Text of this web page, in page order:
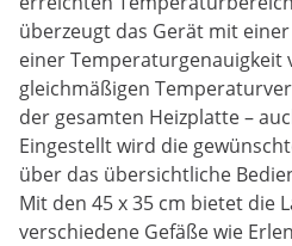
überzeugt das Gerät mit
einer Temperaturgenauigkeit
gleichmäßigen
der gesamten Heizplatte –
Eingestellt wird die
über das übersichtliche
Mit den 45 x 35 cm bietet die
verschiedene Gefäße wie